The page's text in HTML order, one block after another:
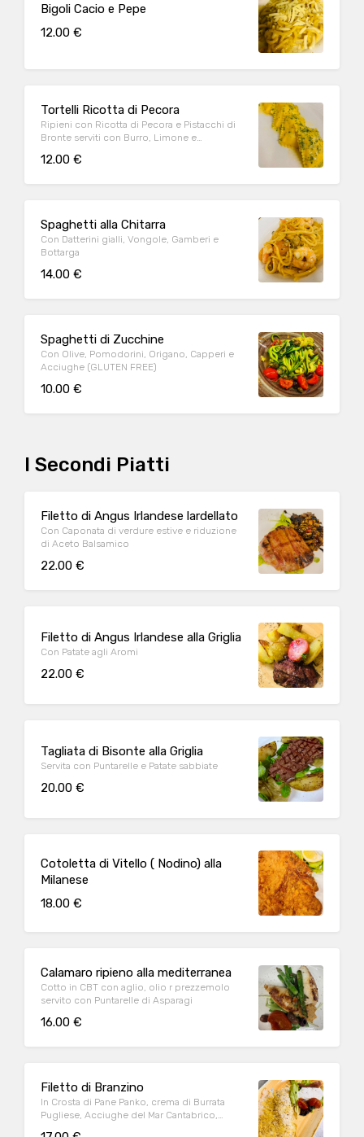
Bigoli Cacio e Pepe
12.00 €
Tortelli Ricotta di Pecora
Ripieni con Ricotta di Pecora e Pistacchi di
Bronte serviti con Burro, Limone e
12.00 €
Spaghetti alla Chitarra
Con Datterini gialli, Vongole, Gamberi e
Bottarga
14.00 €
Spaghetti di Zucchine
Con Olive, Pomodorini, Origano, Capperi e
Acciughe (GLUTEN FREE)
10.00 €
I Secondi Piatti
Filetto di Angus Irlandese lardellato
Con Caponata di verdure estive e riduzione
di Aceto Balsamico
22.00 €
Filetto di Angus Irlandese alla Griglia
Con Patate agli Aromi
22.00 €
Tagliata di Bisonte alla Griglia
Servita con Puntarelle e Patate sabbiate
20.00 €
Cotoletta di Vitello ( Nodino) alla
Milanese
18.00 €
Calamaro ripieno alla mediterranea
Cotto in CBT con aglio, olio r prezzemolo
servito con Puntarelle di Asparagi
16.00 €
Filetto di Branzino
In Crosta di Pane Panko, crema di Burrata
Pugliese, Acciughe del Mar Cantabrico,